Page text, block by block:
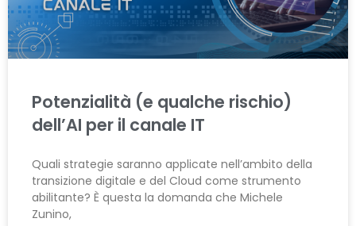
Potenzialità (e qualche rischio)
dell’AI per il canale IT
Quali strategie saranno applicate nell’ambito della
transizione digitale e del Cloud come strumento
abilitante? È questa la domanda che Michele
Zunino,